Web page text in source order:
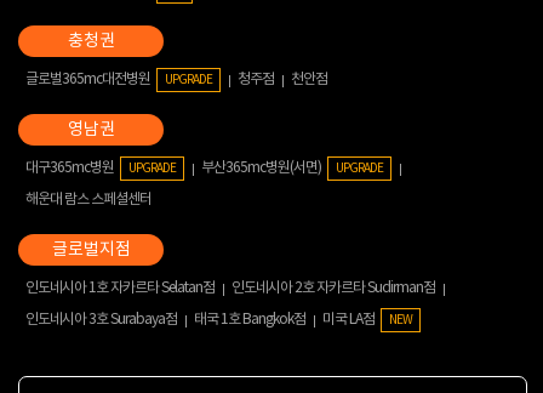
글로벌365mc대전병원 UPGRADE 청주점 천안점
대구365mc병원 UPGRADE 부산365mc병원(서면) UPGRADE
해운대 람스 스페셜센터
인도네시아 1호 자카르타 Selatan점
인도네시아 2호 자카르타 Sudirman점
인도네시아 3호 Surabaya점
태국 1호 Bangkok점 미국 LA점 NEW